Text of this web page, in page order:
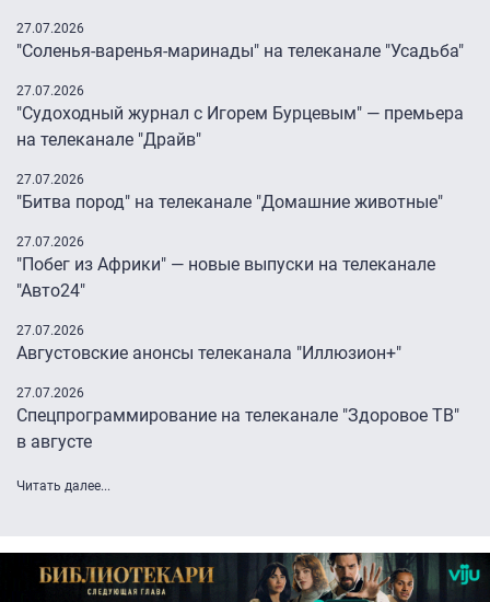
27.07.2026
"Соленья-варенья-маринады" на телеканале "Усадьба"
27.07.2026
"Судоходный журнал с Игорем Бурцевым" — премьера
на телеканале "Драйв"
27.07.2026
"Битва пород" на телеканале "Домашние животные"
27.07.2026
"Побег из Африки" — новые выпуски на телеканале
"Авто24″
27.07.2026
Августовские анонсы телеканала "Иллюзион+"
27.07.2026
Спецпрограммирование на телеканале "Здоровое ТВ"
в августе
Читать далее...